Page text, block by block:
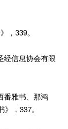
，339。
经信息协会有限
雅书、那鸿
，337。